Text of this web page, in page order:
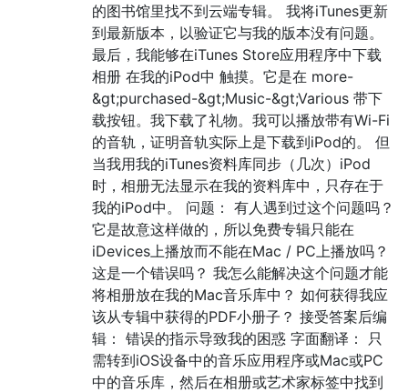
的图书馆里找不到云端专辑。 我将iTunes更新
到最新版本，以验证它与我的版本没有问题。
最后，我能够在iTunes Store应用程序中下载
相册 在我的iPod中 触摸。它是在 more-
&gt;purchased-&gt;Music-&gt;Various 带下
载按钮。我下载了礼物。我可以播放带有Wi-Fi
的音轨，证明音轨实际上是下载到iPod的。 但
当我用我的iTunes资料库同步（几次）iPod
时，相册无法显示在我的资料库中，只存在于
我的iPod中。 问题： 有人遇到过这个问题吗？
它是故意这样做的，所以免费专辑只能在
iDevices上播放而不能在Mac / PC上播放吗？
这是一个错误吗？ 我怎么能解决这个问题才能
将相册放在我的Mac音乐库中？ 如何获得我应
该从专辑中获得的PDF小册子？ 接受答案后编
辑： 错误的指示导致我的困惑 字面翻译： 只
需转到iOS设备中的音乐应用程序或Mac或PC
中的音乐库，然后在相册或艺术家标签中找到